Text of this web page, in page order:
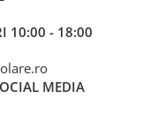
10:00 - 18:00
MEDIA